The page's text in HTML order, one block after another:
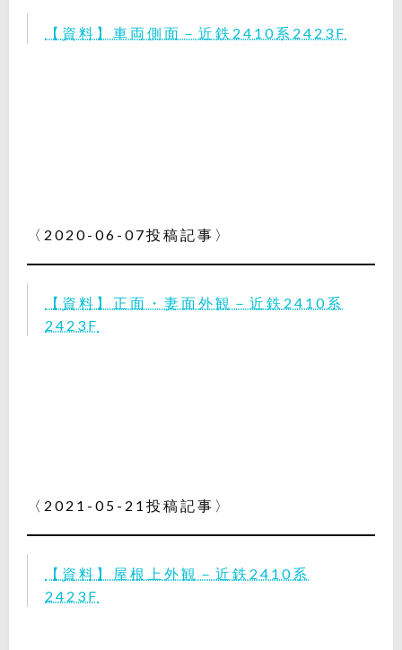
【資料】車両側面－近鉄2410系2423F
〈2020-06-07投稿記事〉
【資料】正面・妻面外観－近鉄2410系
2423F
〈2021-05-21投稿記事〉
【資料】屋根上外観－近鉄2410系
2423F